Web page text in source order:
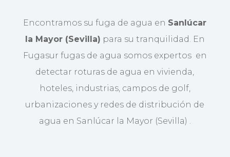
Encontramos su fuga de agua en Sanlúcar
la Mayor (Sevilla) para su tranquilidad. En
Fugasur fugas de agua somos expertos en
detectar roturas de agua en vivienda,
hoteles, industrias, campos de golf,
urbanizaciones y redes de distribución de
agua en Sanlúcar la Mayor (Sevilla) .